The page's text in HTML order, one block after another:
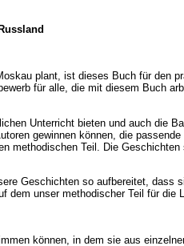
plant, ist dieses Buch für den
für alle, die mit diesem Buch
Unterricht bieten und auch die
gewinnen können, die
methodischen Teil. Die
Geschichten so aufbereitet,
dem unser methodischer Teil für
können, in dem sie aus